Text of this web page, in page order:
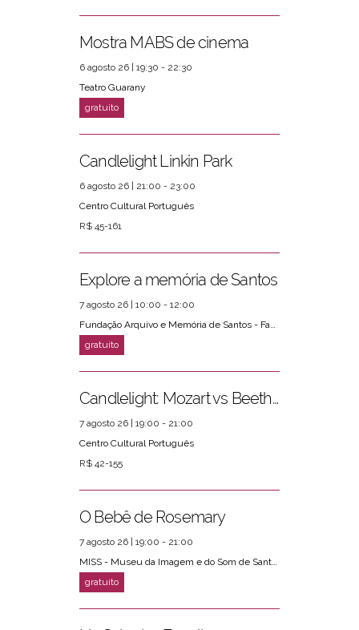
Mostra MABS de cinema
6 agosto 26 | 19:30 - 22:30
Teatro Guarany
Candlelight Linkin Park
6 agosto 26 | 21:00 - 23:00
Centro Cultural Português
R$ 45-161
Explore a memória de Santos
7 agosto 26 | 10:00 - 12:00
Fundação Arquivo e Memória de Santos - Fams
Candlelight: Mozart vs Beethoven
7 agosto 26 | 19:00 - 21:00
Centro Cultural Português
R$ 42-155
O Bebê de Rosemary
7 agosto 26 | 19:00 - 21:00
MISS - Museu da Imagem e do Som de Santos